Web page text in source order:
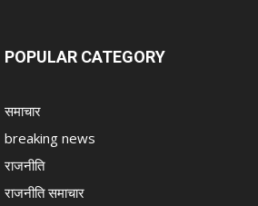
POPULAR CATEGORY
समाचार
breaking news
राजनीति
राजनीति समाचार